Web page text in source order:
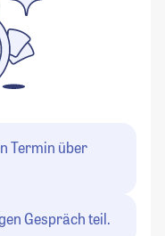
Termin über
Gespräch teil.